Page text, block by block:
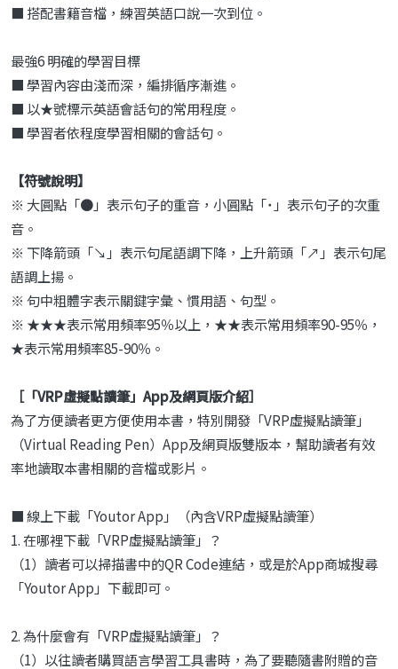
■ 搭配書籍音檔，練習英語口說一次到位。
最強6 明確的學習目標
■ 學習內容由淺而深，編排循序漸進。
■ 以★號標示英語會話句的常用程度。
■ 學習者依程度學習相關的會話句。
【符號說明】
※ 大圓點「●」表示句子的重音，小圓點「˙」表示句子的次重
音。
※ 下降箭頭「↘」表示句尾語調下降，上升箭頭「↗」表示句尾
語調上揚。
※ 句中粗體字表示關鍵字彙、慣用語、句型。
※ ★★★表示常用頻率95％以上，★★表示常用頻率90-95％，
★表示常用頻率85-90％。
［「VRP虛擬點讀筆」App及網頁版介紹］
為了方便讀者更方便使用本書，特別開發「VRP虛擬點讀筆」
（Virtual Reading Pen）App及網頁版雙版本，幫助讀者有效
率地讀取本書相關的音檔或影片。
■ 線上下載「Youtor App」（內含VRP虛擬點讀筆）
1. 在哪裡下載「VRP虛擬點讀筆」？
（1）讀者可以掃描書中的QR Code連結，或是於App商城搜尋
「Youtor App」下載即可。
2. 為什麼會有「VRP虛擬點讀筆」？
（1）以往讀者購買語言學習工具書時，為了要聽隨書附贈的音